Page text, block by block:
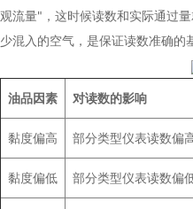
观流量"，这时候读数和实际通过
少混入的空气，是保证读数准确的
油品因素 对读数的影响
黏度偏高 部分类型仪表读数偏
黏度偏低 部分类型仪表读数偏